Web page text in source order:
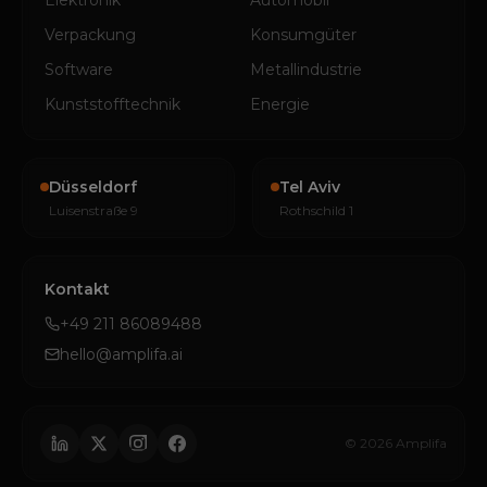
Verpackung
Konsumgüter
Software
Metallindustrie
Kunststofftechnik
Energie
Düsseldorf
Luisenstraße 9
Tel Aviv
Rothschild 1
Kontakt
+49 211 86089488
hello@amplifa.ai
© 2026 Amplifa